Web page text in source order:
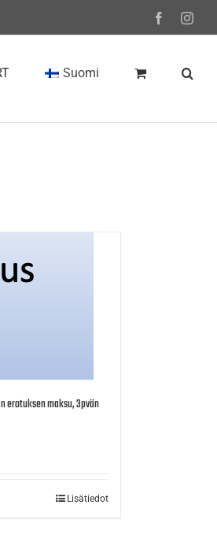
Facebook
Suomi
erotuksen maksu, 3pvän
Lisätiedot